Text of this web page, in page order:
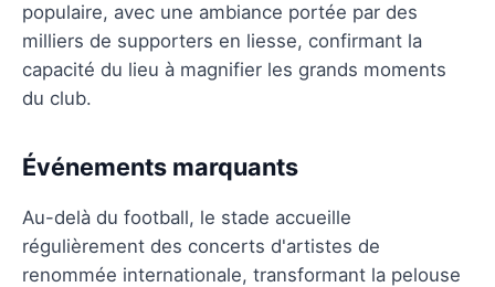
populaire, avec une ambiance portée par des
milliers de supporters en liesse, confirmant la
capacité du lieu à magnifier les grands moments
du club.
Événements marquants
Au-delà du football, le stade accueille
régulièrement des concerts d'artistes de
renommée internationale, transformant la pelouse